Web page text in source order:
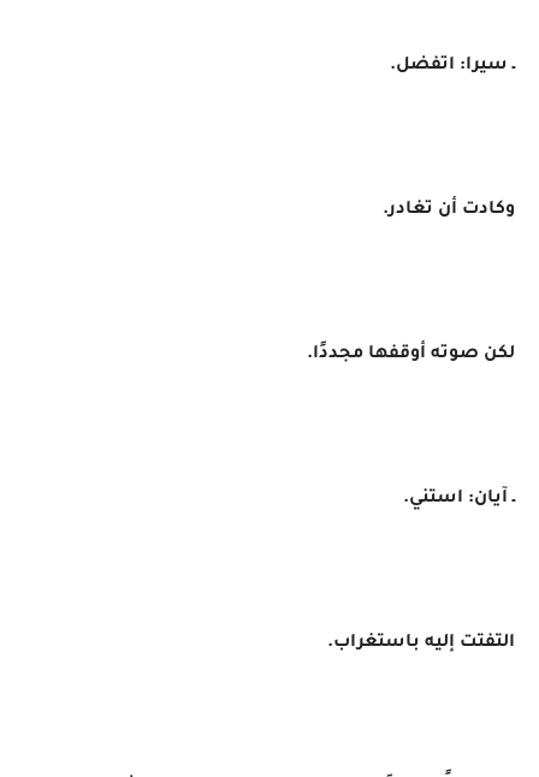
ـ سيرا: اتفضل.
وكادت أن تغادر.
لكن صوته أوقفها مجددًا.
ـ آيان: استني.
التفتت إليه باستغراب.